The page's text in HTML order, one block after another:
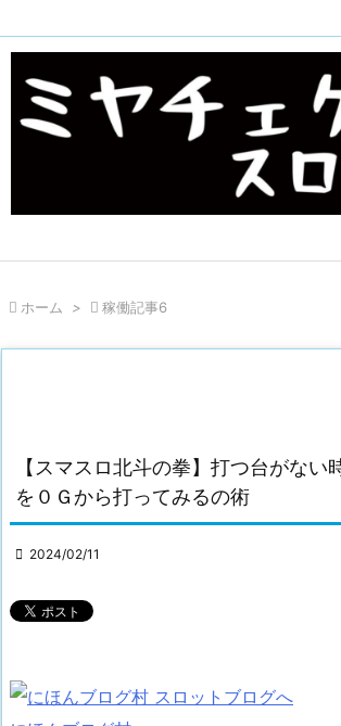
 ホーム >  稼働記事6
【スマスロ北斗の拳】打つ台がない
を０Ｇから打ってみるの術
 2024/02/11